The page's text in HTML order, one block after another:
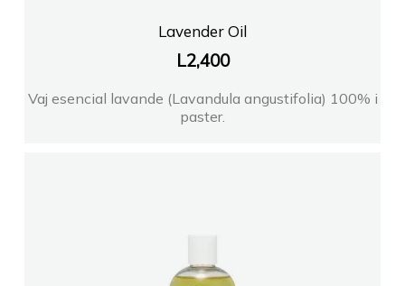
Lavender Oil
L2,400
Vaj esencial lavande (Lavandula angustifolia) 100% i
paster.